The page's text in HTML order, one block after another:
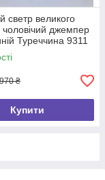
светр великого
чоловічий джемпер
Туреччина 9311
970 ₴
Купити